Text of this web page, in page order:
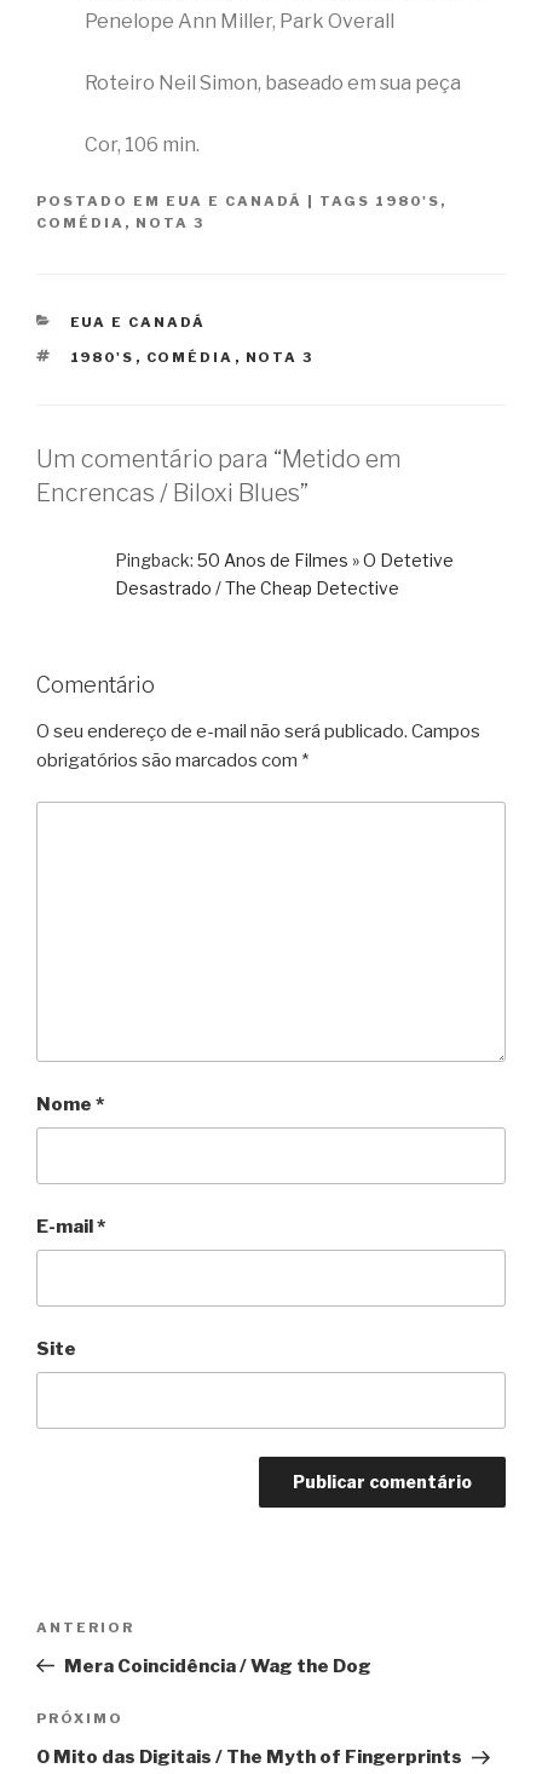
Penelope Ann Miller, Park Overall
Roteiro Neil Simon, baseado em sua peça
Cor, 106 min.
POSTADO EM EUA E CANADÁ TAGS 1980'S ,
COMÉDIA , NOTA 3
CATEGORIAS
EUA E CANADÁ
TAGS
1980'S , COMÉDIA , NOTA 3
Um comentário para “Metido em
Encrencas / Biloxi Blues”
Pingback: 50 Anos de Filmes » O Detetive
Desastrado / The Cheap Detective
Comentário
O seu endereço de e-mail não será publicado. Campos
obrigatórios são marcados com *
Nome *
E-mail*
Site
Post
Anterior
ANTERIOR
Mera Coincidência / Wag the Dog
Próximo
PRÓXIMO
O Mito das Digitais / The Myth of Fingerprints